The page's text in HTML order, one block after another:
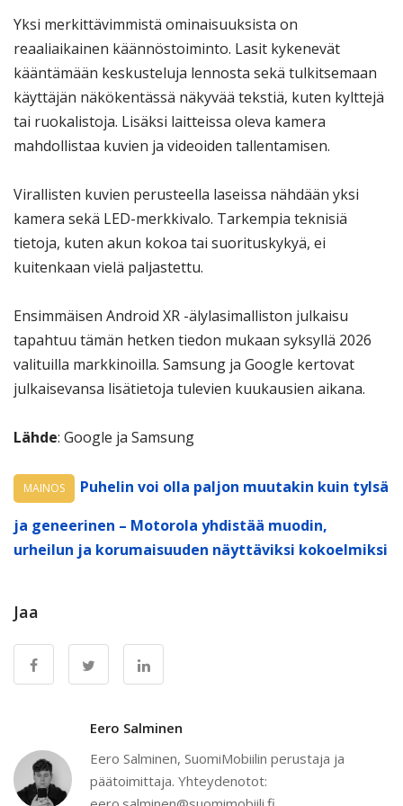
Yksi merkittävimmistä ominaisuuksista on
reaaliaikainen käännöstoiminto. Lasit kykenevät
kääntämään keskusteluja lennosta sekä tulkitsemaan
käyttäjän näkökentässä näkyvää tekstiä, kuten kylttejä
tai ruokalistoja. Lisäksi laitteissa oleva kamera
mahdollistaa kuvien ja videoiden tallentamisen.
Virallisten kuvien perusteella laseissa nähdään yksi
kamera sekä LED-merkkivalo. Tarkempia teknisiä
tietoja, kuten akun kokoa tai suorituskykyä, ei
kuitenkaan vielä paljastettu.
Ensimmäisen Android XR -älylasimalliston julkaisu
tapahtuu tämän hetken tiedon mukaan syksyllä 2026
valituilla markkinoilla. Samsung ja Google kertovat
julkaisevansa lisätietoja tulevien kuukausien aikana.
Lähde: Google ja Samsung
MAINOS
Puhelin voi olla paljon muutakin kuin tylsä
ja geneerinen – Motorola yhdistää muodin,
urheilun ja korumaisuuden näyttäviksi kokoelmiksi
Jaa
Eero Salminen
Eero Salminen, SuomiMobiilin perustaja ja
päätoimittaja. Yhteydenotot: